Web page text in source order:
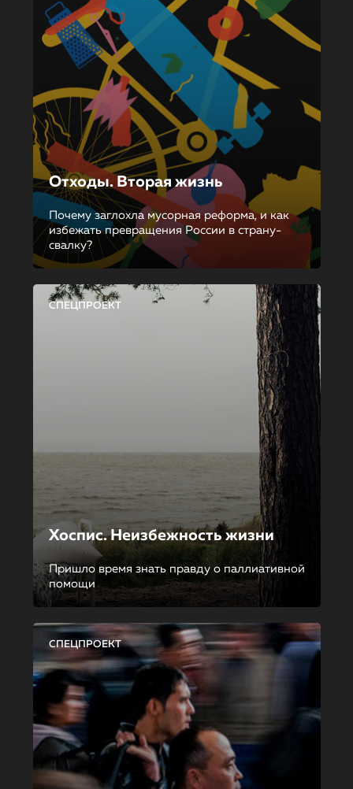
Отходы. Вторая жизнь
Почему заглохла мусорная реформа, и как
избежать превращения России в страну-
свалку?
СПЕЦПРОЕКТ
Хоспис. Неизбежность жизни
Пришло время знать правду о паллиативной
помощи
СПЕЦПРОЕКТ